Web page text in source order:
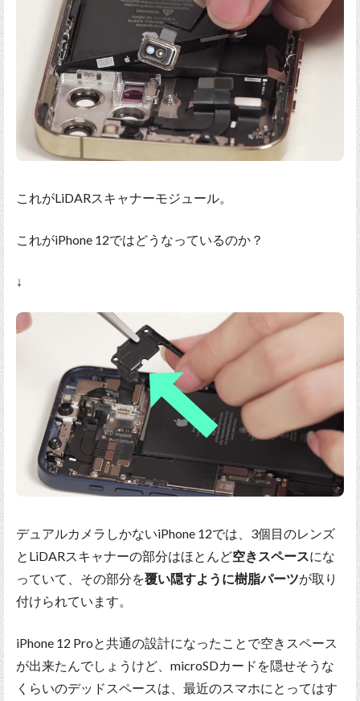
これがLiDARスキャナーモジュール。
これがiPhone 12ではどうなっているのか？
↓
デュアルカメラしかないiPhone 12では、3個目のレンズ
とLiDARスキャナーの部分はほとんど空きスペースにな
っていて、その部分を覆い隠すように樹脂パーツが取り
付けられています。
iPhone 12 Proと共通の設計になったことで空きスペース
が出来たんでしょうけど、microSDカードを隠せそうな
くらいのデッドスペースは、最近のスマホにとってはす